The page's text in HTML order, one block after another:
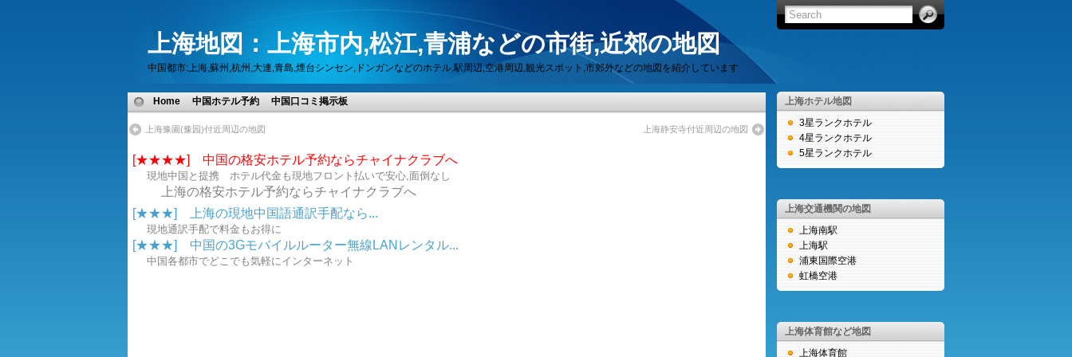
上海地図：上海市内,松江,青浦などの市街,近郊の地図
中国都市:上海,蘇州,杭州,大連,青島,煙台シンセン,ドンガンなどのホテル,駅周辺,空港周辺,観光スポット,市郊外などの地図を紹介しています
Home 中国ホテル予約 中国口コミ掲示板
上海豫園(豫园)付近周辺の地図 上海静安寺付近周辺の地図
[★★★★] 中国の格安ホテル予約ならチャイナクラブへ
現地中国と提携 ホテル代金も現地フロント払いで安心,面倒なし
上海の格安ホテル予約ならチャイナクラブへ
[★★★] 上海の現地中国語通訳手配なら...
現地通訳手配で料金もお得に
[★★★] 中国の3Gモバイルルーター無線LANレンタル...
中国各都市でどこでも気軽にインターネット
上海ホテル地図
3星ランクホテル
4星ランクホテル
5星ランクホテル
上海交通機関の地図
上海南駅
上海駅
浦東国際空港
虹橋空港
上海体育館など地図
上海体育館